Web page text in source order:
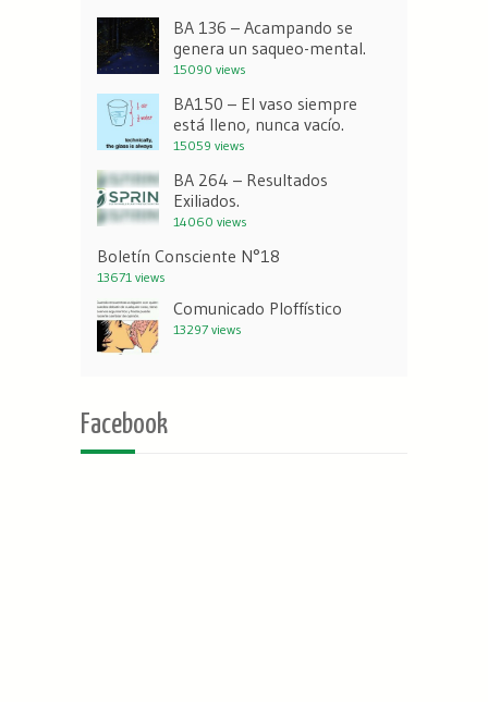
BA 136 – Acampando se
genera un saqueo-mental.
15090 views
BA150 – El vaso siempre
está lleno, nunca vacío.
15059 views
BA 264 – Resultados
Exiliados.
14060 views
Boletín Consciente N°18
13671 views
Comunicado Ploffístico
13297 views
Facebook